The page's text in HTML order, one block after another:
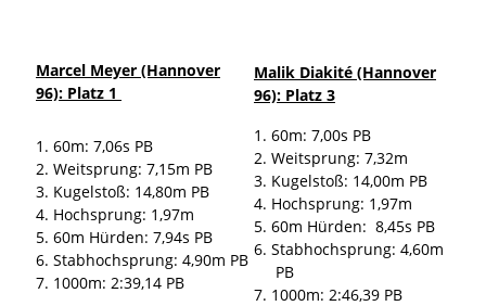
Marcel Meyer (Hannover
96): Platz 1
Malik Diakité (Hannover
96): Platz 3
60m: 7,06s PB
Weitsprung: 7,15m PB
Kugelstoß: 14,80m PB
Hochsprung: 1,97m
60m Hürden: 7,94s PB
Stabhochsprung: 4,90m PB
1000m: 2:39,14 PB
60m: 7,00s PB
Weitsprung: 7,32m
Kugelstoß: 14,00m PB
Hochsprung: 1,97m
60m Hürden: 8,45s PB
Stabhochsprung: 4,60m
PB
1000m: 2:46,39 PB